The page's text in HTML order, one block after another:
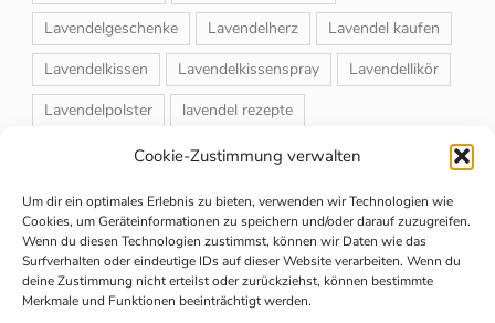
Cookie-Zustimmung verwalten
Um dir ein optimales Erlebnis zu bieten, verwenden wir Technologien wie
Cookies, um Geräteinformationen zu speichern und/oder darauf zuzugreifen.
Wenn du diesen Technologien zustimmst, können wir Daten wie das
Surfverhalten oder eindeutige IDs auf dieser Website verarbeiten. Wenn du
deine Zustimmung nicht erteilst oder zurückziehst, können bestimmte
Merkmale und Funktionen beeinträchtigt werden.
Lavendelgeschenke
Lavendelherz
Lavendel kaufen
Lavendelkissen
Lavendelkissenspray
Lavendellikör
Lavendelpolster
lavendel rezepte
Lavendelrosmarin Creme
Lavendelsackerl
Lavendelsirup
Lavendelstrauß
Lavendeltee
Lavendeltiere
lavendel und rosen
Magnet-Duftsackerl
Naturheilmittel
Naturkosmetik
Speiselavendel